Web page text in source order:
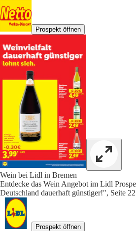
Prospekt öffnen
Wein bei Lidl in Bremen
Entdecke das Wein Angebot im Lidl
Deutschland dauerhaft günstiger!", Seite 22
Prospekt öffnen